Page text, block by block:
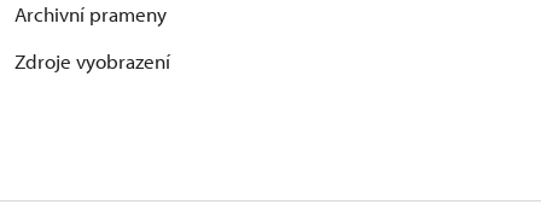
Archivní prameny
Zdroje vyobrazení